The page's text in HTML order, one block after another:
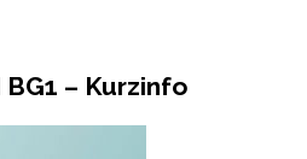
– Kurzinfo